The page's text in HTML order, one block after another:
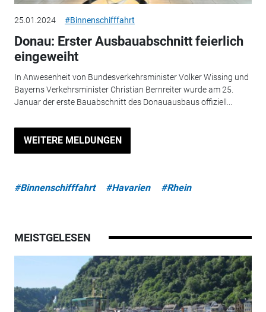
25.01.2024 #Binnenschifffahrt
Donau: Erster Ausbauabschnitt feierlich
eingeweiht
In Anwesenheit von Bundesverkehrsminister Volker Wissing und
Bayerns Verkehrsminister Christian Bernreiter wurde am 25.
Januar der erste Bauabschnitt des Donauausbaus offiziell...
WEITERE MELDUNGEN
#Binnenschifffahrt #Havarien #Rhein
MEISTGELESEN